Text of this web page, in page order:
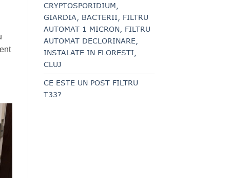
CRYPTOSPORIDIUM,
GIARDIA, BACTERII, FILTRU
AUTOMAT 1 MICRON, FILTRU
AUTOMAT DECLORINARE,
INSTALATE IN FLORESTI,
CLUJ
CE ESTE UN POST FILTRU
T33?